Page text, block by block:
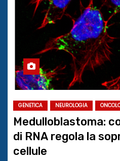
GENETICA NEUROLOGIA
Medulloblastoma:
di RNA regola la
cellule